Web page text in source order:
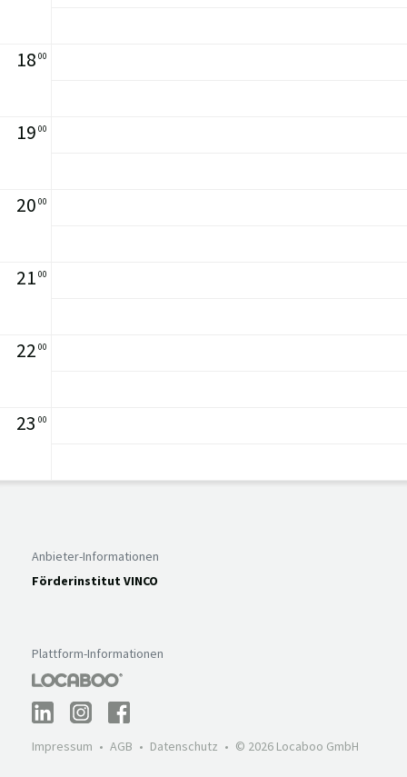
18 00
19 00
20 00
21 00
22 00
23 00
Anbieter-Informationen
Förderinstitut VINCO
Plattform-Informationen
Impressum AGB Datenschutz © 2026 Locaboo GmbH